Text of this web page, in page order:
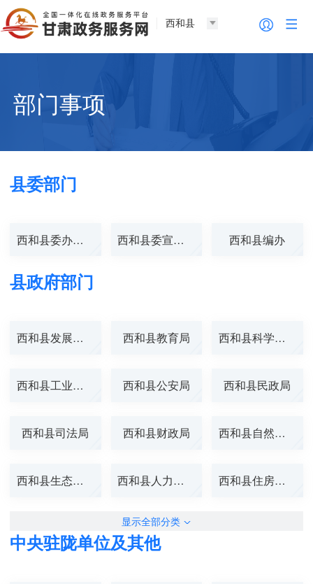
西和县
部门事项
县委部门
西和县委办公室 西和县委宣传部 西和县编办
县政府部门
西和县发展和改... 西和县教育局 西和县科学技术...
西和县工业和信... 西和县公安局 西和县民政局
西和县司法局 西和县财政局 西和县自然资源...
西和县生态环境... 西和县人力资源... 西和县住房和城...
显示全部分类
中央驻陇单位及其他